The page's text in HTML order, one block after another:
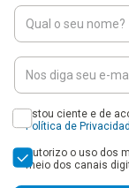
Estou ciente e de
Política de
Autorizo o uso dos
meio dos canais